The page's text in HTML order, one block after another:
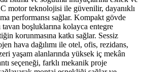
motor teknolojisi ile güvenilir, dayanıklı
performansı sağlar. Kompakt gövde
tavan boşluklarına kolayca entegre
korunmasına katkı sağlar. Sessiz
hava dağılımı ile otel, ofis, rezidans,
yaşam alanlarında yüksek iç mekân
seçeneği, farklı mekanik proje